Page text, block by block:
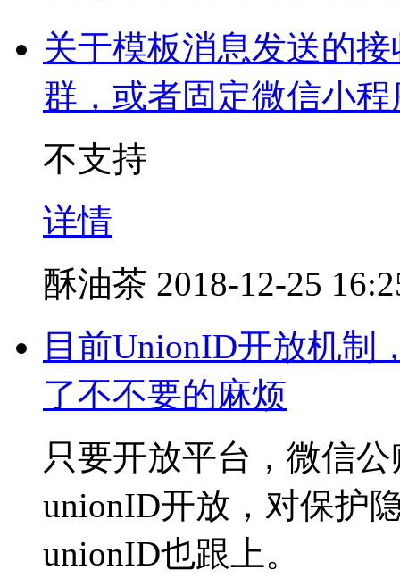
关于模板消息发送的
群，或者固定微信小
不支持
详情
酥油茶 2018-12-25
目前UnionID开放机制
了不不要的麻烦
只要开放平台，微信
unionID开放，对保护
unionID也跟上。